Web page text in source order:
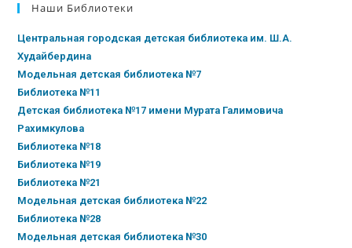
Наши Библиотеки
Центральная городская детская библиотека им. Ш.А.
Худайбердина
Модельная детская библиотека №7
Библиотека №11
Детская библиотека №17 имени Мурата Галимовича
Рахимкулова
Библиотека №18
Библиотека №19
Библиотека №21
Модельная детская библиотека №22
Библиотека №28
Модельная детская библиотека №30